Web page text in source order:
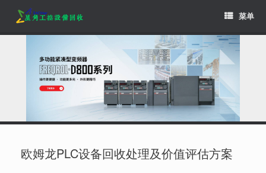
content
菜单
欧姆龙PLC设备回收处理及价值评估方案